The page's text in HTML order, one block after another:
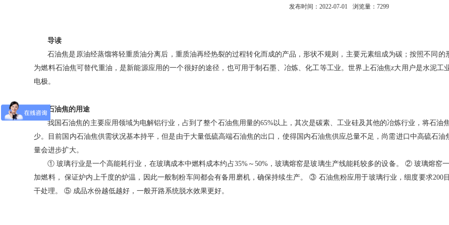
发布时间：2022-07-01 浏览量：7299
导读
石油焦是原油经蒸馏将轻重质油分离后，重质油再经热裂的过程转化而成的产品，形状不规则，主要元素组成为碳；按照不同
为燃料石油焦可替代重油，是新能源应用的一个很好的途径，也可用于制石墨、冶炼、化工等工业。世界上石油焦z大用户是水泥
电极。
石油焦的用途
我国石油焦的主要应用领域为电解铝行业，占到了整个石油焦用量的65%以上，其次是碳素、工业硅及其他的冶炼行业，将石
少。目前国内石油焦供需状况基本持平，但是由于大量低硫高端石油焦的出口，使得国内石油焦供应总量不足，尚需进口中高硫石
量会进步扩大。
① 玻璃行业是一个高能耗行业，在玻璃成本中燃料成本约占35%～50%，玻璃熔窑是玻璃生产线能耗较多的设备。 ② 玻璃熔窑
加燃料， 保证炉内上千度的炉温，因此一般制粉车间都会有备用磨机，确保持续生产。 ③ 石油焦粉应用于玻璃行业，细度要求
干处理。 ⑤ 成品水份越低越好，一般开路系统脱水效果更好。